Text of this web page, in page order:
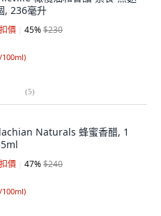
, 236毫升
價 45%$230
100ml)
(5)
Naturals 蜂蜜香醋, 1
價 47%$240
100ml)